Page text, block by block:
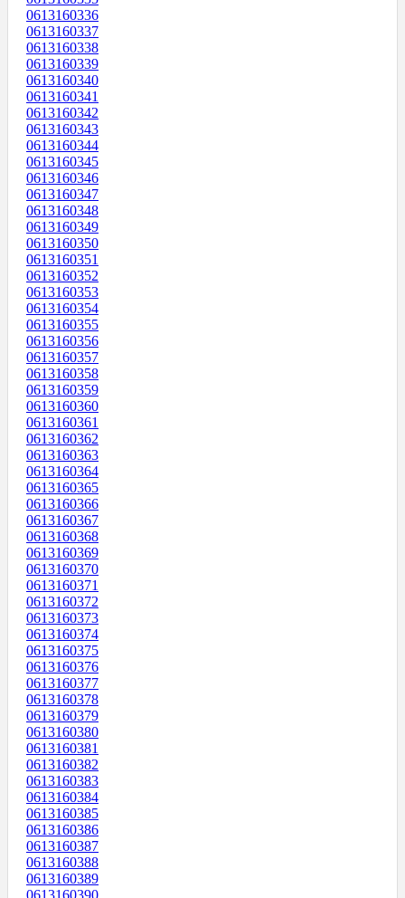
0613160336
0613160337
0613160338
0613160339
0613160340
0613160341
0613160342
0613160343
0613160344
0613160345
0613160346
0613160347
0613160348
0613160349
0613160350
0613160351
0613160352
0613160353
0613160354
0613160355
0613160356
0613160357
0613160358
0613160359
0613160360
0613160361
0613160362
0613160363
0613160364
0613160365
0613160366
0613160367
0613160368
0613160369
0613160370
0613160371
0613160372
0613160373
0613160374
0613160375
0613160376
0613160377
0613160378
0613160379
0613160380
0613160381
0613160382
0613160383
0613160384
0613160385
0613160386
0613160387
0613160388
0613160389
0613160390